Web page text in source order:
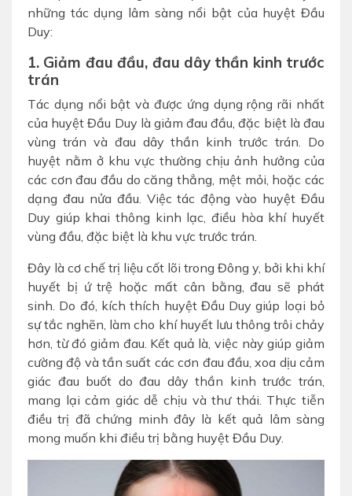
những tác dụng lâm sàng nổi bật của huyệt Đầu
Duy:
1. Giảm đau đầu, đau dây thần kinh trước
trán
Tác dụng nổi bật và được ứng dụng rộng rãi nhất
của huyệt Đầu Duy là giảm đau đầu, đặc biệt là đau
vùng trán và đau dây thần kinh trước trán. Do
huyệt nằm ở khu vực thường chịu ảnh hưởng của
các cơn đau đầu do căng thẳng, mệt mỏi, hoặc các
dạng đau nửa đầu. Việc tác động vào huyệt Đầu
Duy giúp khai thông kinh lạc, điều hòa khí huyết
vùng đầu, đặc biệt là khu vực trước trán.
Đây là cơ chế trị liệu cốt lõi trong Đông y, bởi khi khí
huyết bị ứ trệ hoặc mất cân bằng, đau sẽ phát
sinh. Do đó, kích thích huyệt Đầu Duy giúp loại bỏ
sự tắc nghẽn, làm cho khí huyết lưu thông trôi chảy
hơn, từ đó giảm đau. Kết quả là, việc này giúp giảm
cường độ và tần suất các cơn đau đầu, xoa dịu cảm
giác đau buốt do đau dây thần kinh trước trán,
mang lại cảm giác dễ chịu và thư thái. Thực tiễn
điều trị đã chứng minh đây là kết quả lâm sàng
mong muốn khi điều trị bằng huyệt Đầu Duy.